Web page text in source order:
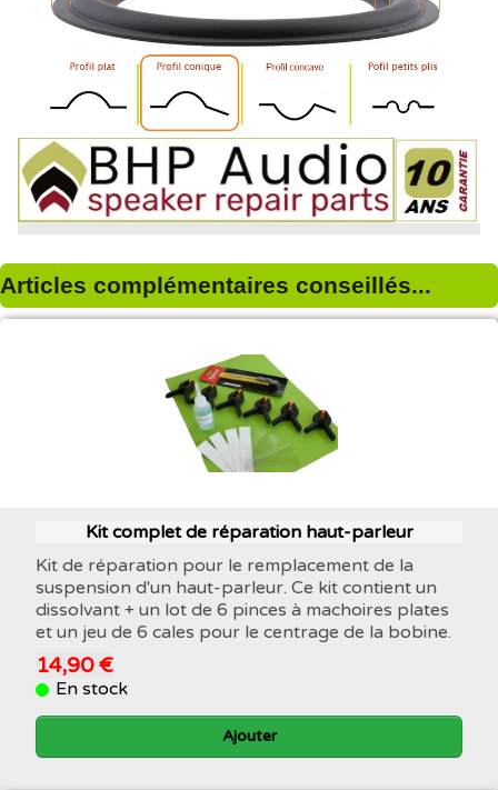
Articles complémentaires conseillés...
Kit complet de réparation haut-parleur
Kit de réparation pour le remplacement de la
suspension d'un haut-parleur. Ce kit contient un
dissolvant + un lot de 6 pinces à machoires plates
et un jeu de 6 cales pour le centrage de la bobine.
14,90 €
En stock
Ajouter